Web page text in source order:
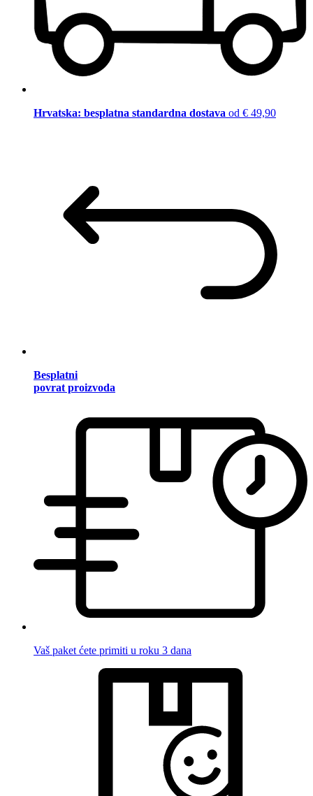
Hrvatska: besplatna standardna dostava od € 49,90
Besplatni
povrat proizvoda
Vaš paket ćete primiti u roku 3 dana